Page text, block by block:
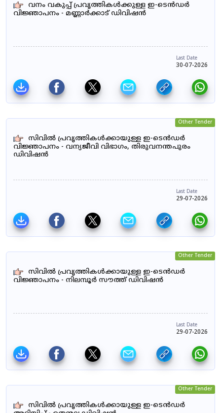
വനം വകുപ്പ് പ്രവൃത്തികൾക്കുള്ള ഇ-ടെൻഡർ
വിജ്ഞാപനം - മണ്ണാർക്കാട് ഡിവിഷൻ
Last Date
30-07-2026
Other Tender
സിവിൽ പ്രവൃത്തികൾക്കായുള്ള ഇ-ടെൻഡർ
വിജ്ഞാപനം - വന്യജീവി വിഭാഗം, തിരുവനന്തപുരം
ഡിവിഷൻ
Last Date
29-07-2026
Other Tender
സിവിൽ പ്രവൃത്തികൾക്കായുള്ള ഇ-ടെൻഡർ
വിജ്ഞാപനം - നിലമ്പൂർ സൗത്ത് ഡിവിഷൻ
Last Date
29-07-2026
Other Tender
സിവിൽ പ്രവൃത്തികൾക്കായുള്ള ഇ-ടെൻഡർ